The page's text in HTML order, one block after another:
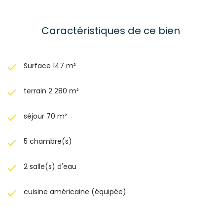
Caractéristiques de ce bien
Surface 147 m²
terrain 2 280 m²
séjour 70 m²
5 chambre(s)
2 salle(s) d'eau
cuisine américaine (équipée)